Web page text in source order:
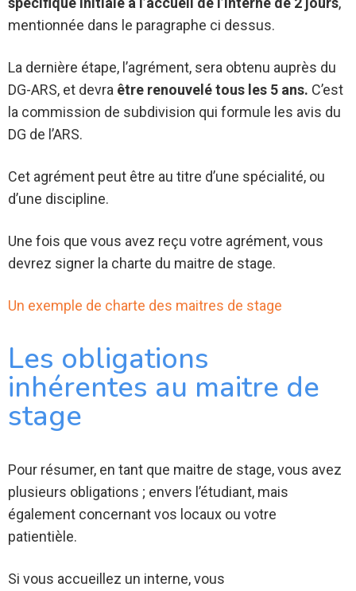
mentionnée dans le paragraphe ci dessus.
La dernière étape, l’agrément, sera obtenu auprès du
DG-ARS, et devra être renouvelé tous les 5 ans. C’est
la commission de subdivision qui formule les avis du
DG de l’ARS.
Cet agrément peut être au titre d’une spécialité, ou
d’une discipline.
Une fois que vous avez reçu votre agrément, vous
devrez signer la charte du maitre de stage.
Un exemple de charte des maitres de stage
Les obligations
inhérentes au maitre de
stage
Pour résumer, en tant que maitre de stage, vous avez
plusieurs obligations ; envers l’étudiant, mais
également concernant vos locaux ou votre
patientièle.
Si vous accueillez un interne, vous